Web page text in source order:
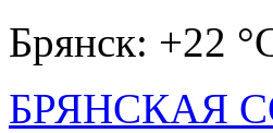
Брянск: +22
БРЯНСКАЯ